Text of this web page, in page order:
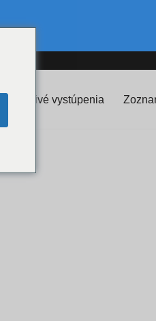
💖 VIP živé vystúpenia